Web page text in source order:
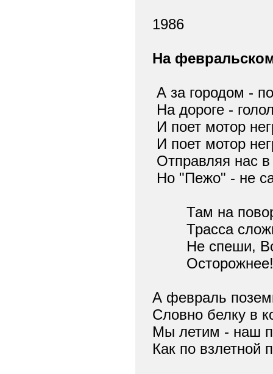
1986
На
А за городом -
На дороге -
И поет мотор
И поет мотор
Отправляя нас в
Но "Пежо" - не
Там на
Трасса
Не спеши,
Осторожнее!
А февраль
Словно белку в
Мы летим - наш
Как по взлетной